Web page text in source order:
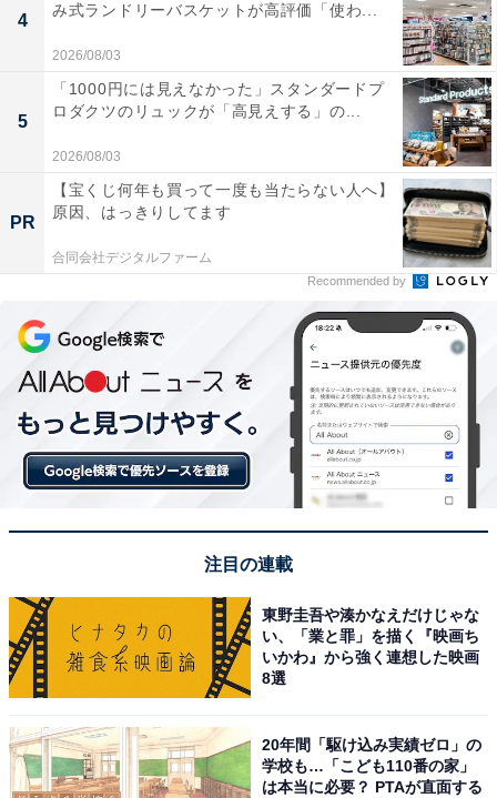
4
み式ランドリーバスケットが高評価「使わ...
2026/08/03
5
「1000円には見えなかった」スタンダードプ
ロダクツのリュックが「高見えする」の...
2026/08/03
PR
【宝くじ何年も買って一度も当たらない人へ】
原因、はっきりしてます
合同会社デジタルファーム
Recommended by
注目の連載
東野圭吾や湊かなえだけじゃな
い、「業と罪」を描く『映画ち
いかわ』から強く連想した映画
8選
20年間「駆け込み実績ゼロ」の
学校も…「こども110番の家」
は本当に必要？ PTAが直面する